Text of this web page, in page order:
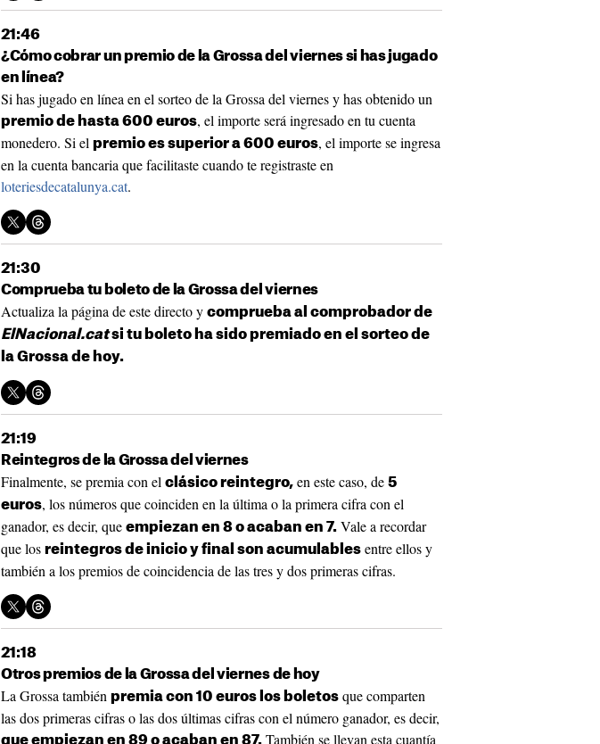
21:46
¿Cómo cobrar un premio de la Grossa del viernes si has jugado
en línea?
Si has jugado en línea en el sorteo de la Grossa del viernes y has obtenido un
premio de hasta 600 euros, el importe será ingresado en tu cuenta
monedero. Si el premio es superior a 600 euros, el importe se ingresa
en la cuenta bancaria que facilitaste cuando te registraste en
loteriesdecatalunya.cat.
21:30
Comprueba tu boleto de la Grossa del viernes
Actualiza la página de este directo y comprueba al comprobador de
ElNacional.catsi tu boleto ha sido premiado en el sorteo de
la Grossa de hoy.
21:19
Reintegros de la Grossa del viernes
Finalmente, se premia con el clásico reintegro, en este caso, de 5
euros, los números que coinciden en la última o la primera cifra con el
ganador, es decir, que empiezan en 8 o acaban en 7. Vale a recordar
que los reintegros de inicio y final son acumulables entre ellos y
también a los premios de coincidencia de las tres y dos primeras cifras.
21:18
Otros premios de la Grossa del viernes de hoy
La Grossa también premia con 10 euros los boletos que comparten
las dos primeras cifras o las dos últimas cifras con el número ganador, es decir,
que empiezan en 89 o acaban en 87. También se llevan esta cuantía